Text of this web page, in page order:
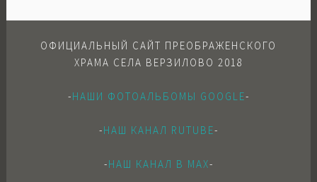
ОФИЦИАЛЬНЫЙ САЙТ ПРЕОБРАЖЕНСКОГО
ХРАМА СЕЛА ВЕРЗИЛОВО 2018
-НАШИ ФОТОАЛЬБОМЫ GOOGLE-
-НАШ КАНАЛ RUTUBE-
-НАШ КАНАЛ В МАХ-